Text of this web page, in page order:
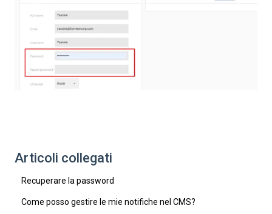
Articoli collegati
Recuperare la password
Come posso gestire le mie notifiche nel CMS?